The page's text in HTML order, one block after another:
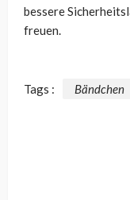
bessere
freuen.
Tags : Bändchen